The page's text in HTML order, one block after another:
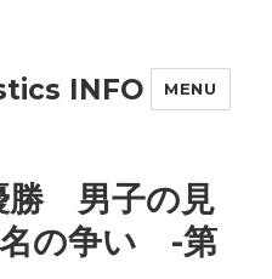
INFO MENU
勝 男子の見
名の争い -第